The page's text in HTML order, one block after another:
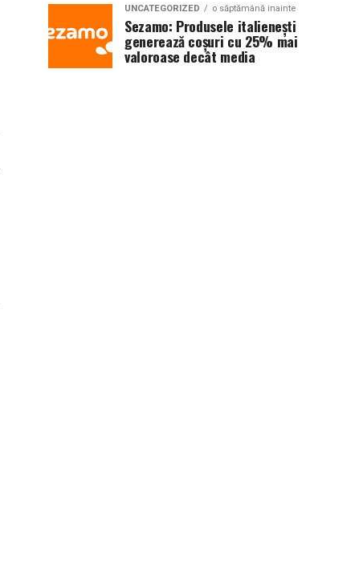
UNCATEGORIZED o săptămână inainte
Sezamo: Produsele italienești
generează coșuri cu 25% mai
valoroase decât media